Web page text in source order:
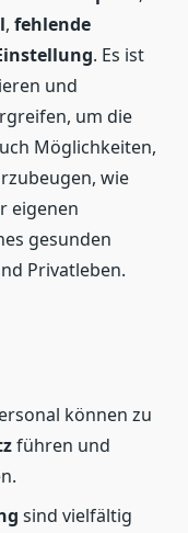
, fehlende
. Es ist
und
um die
Möglichkeiten,
wie
eigenen
gesunden
Privatleben.
können zu
führen und
sind vielfältig